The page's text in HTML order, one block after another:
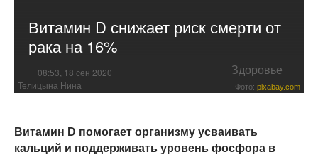
Витамин D снижает риск смерти от
рака на 16%
08:53, 18 сен 2020 Здоровье
Телицына Нина Фото: pixabay.com
Витамин D помогает организму усваивать
кальций и поддерживать уровень фосфора в